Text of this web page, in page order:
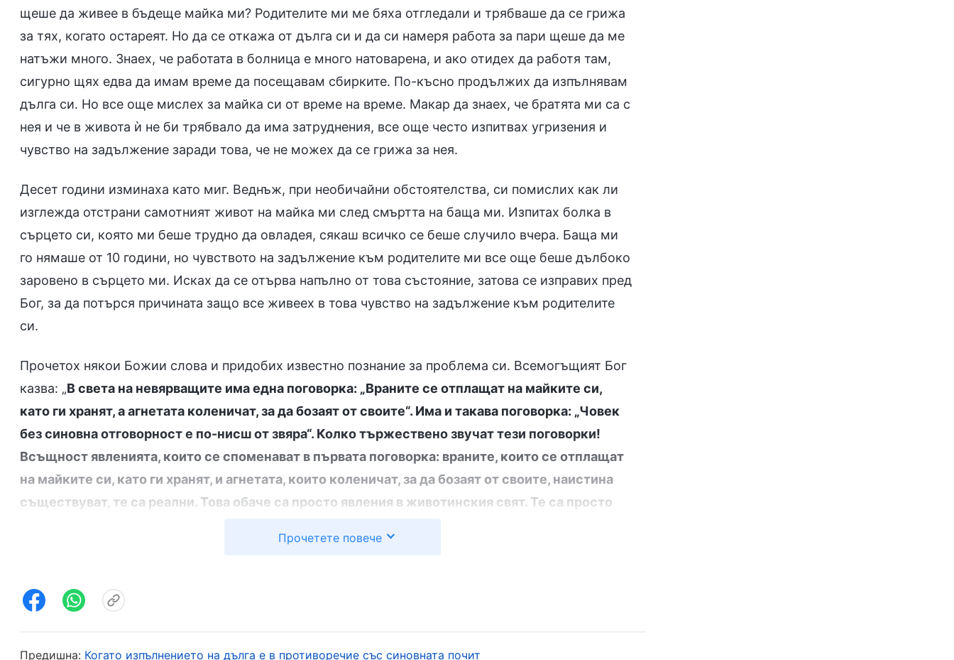
щеше да живее в бъдеще майка ми? Родителите ми ме бяха отгледали и трябваше да се грижа
за тях, когато остареят. Но да се откажа от дълга си и да си намеря работа за пари щеше да ме
натъжи много. Знаех, че работата в болница е много натоварена, и ако отидех да работя там,
сигурно щях едва да имам време да посещавам сбирките. По-късно продължих да изпълнявам
дълга си. Но все още мислех за майка си от време на време. Макар да знаех, че братята ми са с
нея и че в живота ѝ не би трябвало да има затруднения, все още често изпитвах угризения и
чувство на задължение заради това, че не можех да се грижа за нея.
Десет години изминаха като миг. Веднъж, при необичайни обстоятелства, си помислих как ли
изглежда отстрани самотният живот на майка ми след смъртта на баща ми. Изпитах болка в
сърцето си, която ми беше трудно да овладея, сякаш всичко се беше случило вчера. Баща ми
го нямаше от 10 години, но чувството на задължение към родителите ми все още беше дълбоко
заровено в сърцето ми. Исках да се отърва напълно от това състояние, затова се изправих пред
Бог, за да потърся причината защо все живеех в това чувство на задължение към родителите
си.
Прочетох някои Божии слова и придобих известно познание за проблема си. Всемогъщият Бог
казва: „В света на невярващите има една поговорка: „Враните се отплащат на майките си,
като ги хранят, а агнетата коленичат, за да бозаят от своите“. Има и такава поговорка: „Човек
без синовна отговорност е по-нисш от звяра“. Колко тържествено звучат тези поговорки!
Всъщност явленията, които се споменават в първата поговорка: враните, които се отплащат
на майките си, като ги хранят, и агнетата, които коленичат, за да бозаят от своите, наистина
съществуват, те са реални. Това обаче са просто явления в животинския свят. Те са просто
същества, включително и хората, спазват. Това, че всички видове го спазват, е още едно
този закон, нито може да се постави над него. Дори сравнително свирепи хищници, като
лъвовете и тигрите, отглеждат своите малки и не ги хапят, преди да са достигнали зряла
Прочетете повече
Предишна: Когато изпълнението на дълга е в противоречие със синовната почит